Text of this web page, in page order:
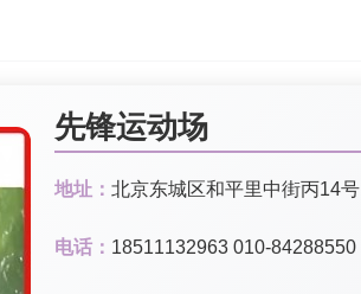
先锋运动场
地址： 北京东城区和平里中街丙14号
电话： 18511132963 010-84288550